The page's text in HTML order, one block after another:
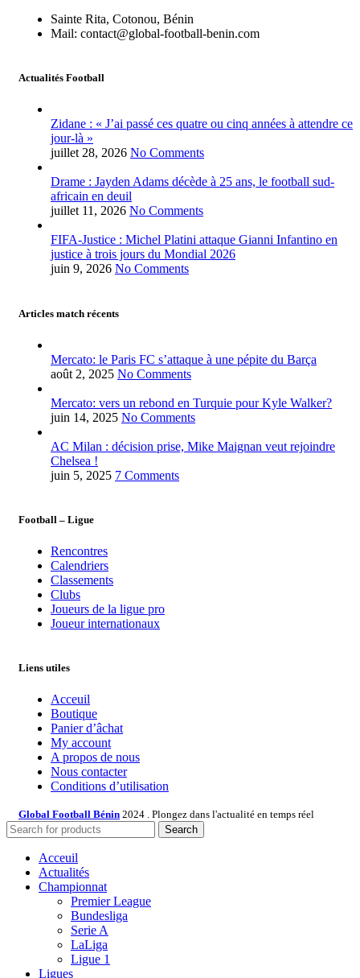
Sainte Rita, Cotonou, Bénin
Mail: contact@global-football-benin.com
Actualités Football
Zidane : « J’ai passé ces quatre ou cinq années à attendre ce
jour-là »
juillet 28, 2026 No Comments
Drame : Jayden Adams décède à 25 ans, le football sud-
africain en deuil
juillet 11, 2026 No Comments
FIFA-Justice : Michel Platini attaque Gianni Infantino en
justice à trois jours du Mondial 2026
juin 9, 2026 No Comments
Articles match récents
Mercato: le Paris FC s’attaque à une pépite du Barça
août 2, 2025 No Comments
Mercato: vers un rebond en Turquie pour Kyle Walker?
juin 14, 2025 No Comments
AC Milan : décision prise, Mike Maignan veut rejoindre
Chelsea !
juin 5, 2025 7 Comments
Football – Ligue
Rencontres
Calendriers
Classements
Clubs
Joueurs de la ligue pro
Joueur internationaux
Liens utiles
Acceuil
Boutique
Panier d’âchat
My account
A propos de nous
Nous contacter
Conditions d’utilisation
Global Football Bénin 2024 . Plongez dans l'actualité en temps réel
Search
Acceuil
Actualités
Championnat
Premier League
Bundesliga
Serie A
LaLiga
Ligue 1
Ligues